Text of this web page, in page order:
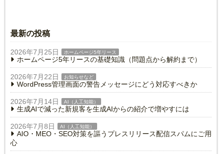
最新の投稿
2026年7月25日 ホームページ5年リース
ホームページ5年リースの基礎知識（問題点から解約まで）
2026年7月22日 お知らせなど
WordPress管理画面の警告メッセージにどう対応すべきか
2026年7月14日 AI（人工知能）
生成AIで減った新規客を生成AIからの紹介で増やすには
2026年7月8日 AI（人工知能）
AIO・MEO・SEO対策を謳うプレスリリース配信スパムにご用
心